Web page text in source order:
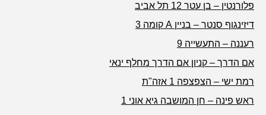
פלורנטין – בן עטר 12 תל אביב
דיזינגוף סנטר – בניין A קומה 3
רעננה – התעשייה 9
אם הדרך – קניון אם הדרך מחלף ינאי
רמת ישי – הצפצפה 1 אזה"ת
ראש פינה – חן המושבה גיא אוני 1